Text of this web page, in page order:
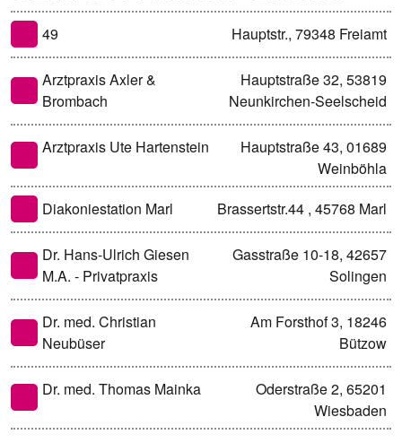
49 Hauptstr., 79348 Freiamt
Arztpraxis Axler &
Brombach
Hauptstraße 32, 53819
Neunkirchen-Seelscheid
Arztpraxis Ute Hartenstein
Hauptstraße 43, 01689
Weinböhla
Diakoniestation Marl
Brassertstr.44 , 45768 Marl
Dr. Hans-Ulrich Giesen
M.A. - Privatpraxis
Gasstraße 10-18, 42657
Solingen
Dr. med. Christian
Neubüser
Am Forsthof 3, 18246
Bützow
Dr. med. Thomas Mainka
Oderstraße 2, 65201
Wiesbaden